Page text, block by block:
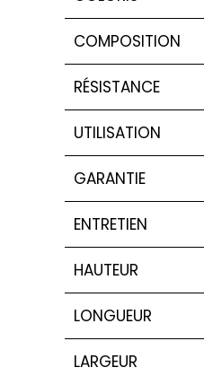
COMPOSITION
RÉSISTANCE
UTILISATION
GARANTIE
ENTRETIEN
HAUTEUR
LONGUEUR
LARGEUR